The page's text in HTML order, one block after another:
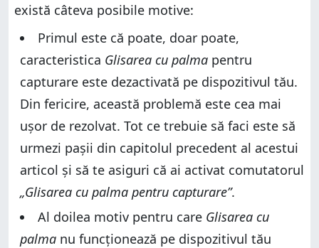
există câteva posibile motive:
Primul este că poate, doar poate,
caracteristica Glisarea cu palma pentru
capturare este dezactivată pe dispozitivul tău.
Din fericire, această problemă este cea mai
ușor de rezolvat. Tot ce trebuie să faci este să
urmezi pașii din capitolul precedent al acestui
articol și să te asiguri că ai activat comutatorul
„Glisarea cu palma pentru capturare”.
Al doilea motiv pentru care Glisarea cu
palma nu funcționează pe dispozitivul tău